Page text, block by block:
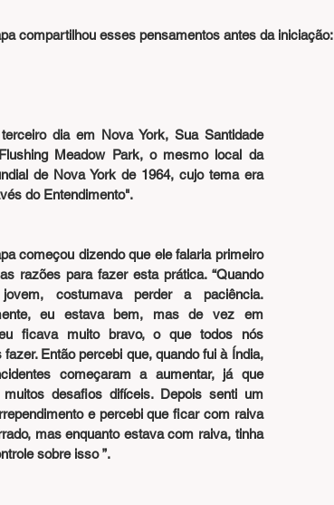
compartilhou esses pensamentos antes da iniciação:
dia em Nova York, Sua Santidade
Meadow Park, o mesmo local da
de Nova York de 1964, cujo tema era
do Entendimento".
começou dizendo que ele falaria primeiro
razões para fazer esta prática. “Quando
costumava perder a paciência.
eu estava bem, mas de vez em
ficava muito bravo, o que todos nós
fazer. Então percebi que, quando fui à Índia,
começaram a aumentar, já que
muitos desafios difíceis. Depois senti um
e percebi que ficar com raiva
mas enquanto estava com raiva, tinha
sobre isso ”.